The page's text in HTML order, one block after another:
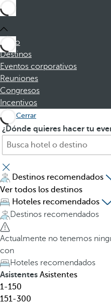
Inicio
Destinos
Eventos corporativos
Reuniones
Congresos
Incentivos
Cerrar
¿Dónde quieres hacer tu
B
s
c
a
h
o
t
e
l
,
d
e
s
t
A
p
u
l
s
a
r
l
a
t
e
c
l
a
Destinos recomendados
Ver todos los destinos
Hoteles recomendados
Destinos recomendados
Actualmente no tenemos
con
Hoteles recomendados
Asistentes Asistentes
1-150
151-300